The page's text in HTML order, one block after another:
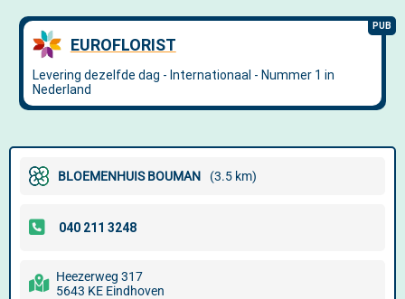
BLOEMENHUIS BOUMAN (3.5 km)
Heezerweg 317
5643 KE Eindhoven